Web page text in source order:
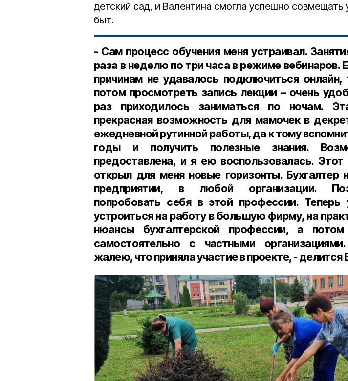
детский сад, и Валентина смогла успешно совмещать
быт.
- Сам процесс обучения меня устраивал.
раза в неделю по три часа в режиме вебинаров.
причинам не удавалось подключиться
потом просмотреть запись лекции – очень
раз приходилось заниматься по ночам.
прекрасная возможность для мамочек в
ежедневной рутинной работы, да к тому
годы и получить полезные знания.
предоставлена, и я ею воспользовалась. Этот
открыл для меня новые горизонты.
предприятии, в любой организации.
попробовать себя в этой профессии.
устроиться на работу в большую фирму, на
нюансы бухгалтерской профессии, а
самостоятельно с частными
жалею, что приняла участие в проекте, - делится